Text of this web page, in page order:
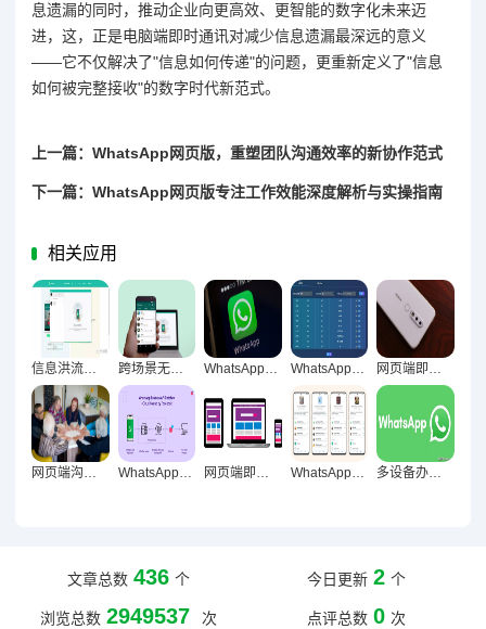
息遗漏的同时，推动企业向更高效、更智能的数字化未来迈
进，这，正是电脑端即时通讯对减少信息遗漏最深远的意义
——它不仅解决了"信息如何传递"的问题，更重新定义了"信息
如何被完整接收"的数字时代新范式。
上一篇：WhatsApp网页版，重塑团队沟通效率的新协作范式
下一篇：WhatsApp网页版专注工作效能深度解析与实操指南
相关应用
跨场景无界沟通，WhatsApp网页版多元场景适应性深度解析 WhatsApp网页版，跨设备沟通时代的效率革命与便利性探秘
网页端沟通工具，从工具革命到生态重构的办公标配重塑之路 WhatsApp网页版革新实践，跨平台协同与即时沟通对响应效率的提升影响 网页端即时通讯革新，突破手机干扰困境的新路径 WhatsApp网页版高频沟通适配性深度场景化解析 多设备办公革新，WhatsApp网页版的战略价值解码
文章总数 436 个 今日更新 2 个
浏览总数 2949537 次 点评总数 0 次